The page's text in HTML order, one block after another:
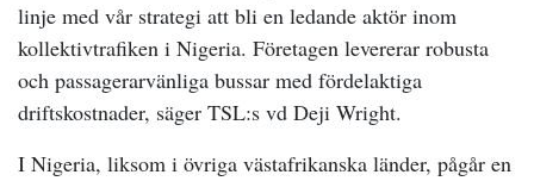
linje med vår strategi att bli en ledande aktör inom
kollektivtrafiken i Nigeria. Företagen levererar robusta
och passagerarvänliga bussar med fördelaktiga
driftskostnader, säger TSL:s vd Deji Wright.
I Nigeria, liksom i övriga västafrikanska länder, pågår en